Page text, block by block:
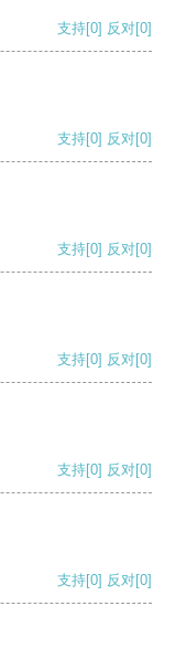
支持[0] 反对[0]
支持[0] 反对[0]
支持[0] 反对[0]
支持[0] 反对[0]
支持[0] 反对[0]
支持[0] 反对[0]